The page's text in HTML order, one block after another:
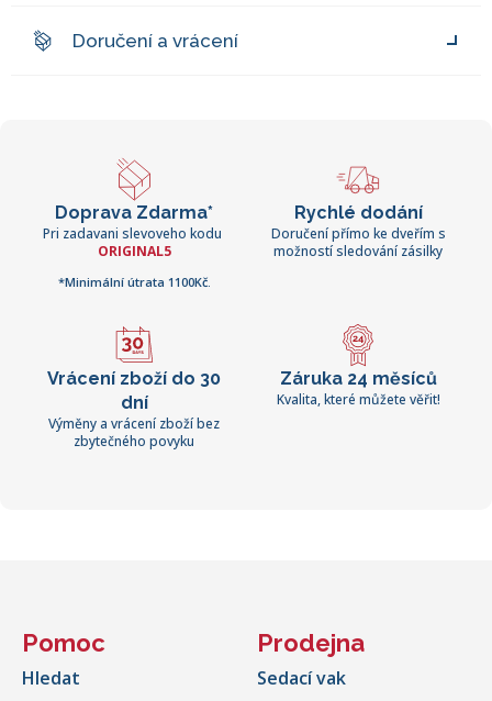
Doručení a vrácení
Doprava Zdarma*
Pri zadavani slevoveho kodu
ORIGINAL5
*Minimální útrata 1100Kč.
Rychlé dodání
Doručení přímo ke dveřím s
možností sledování zásilky
Vrácení zboží do 30
dní
Výměny a vrácení zboží bez
zbytečného povyku
Záruka 24 měsíců
Kvalita, které můžete věřit!
Pomoc
Hledat
Prodejna
Sedací vak